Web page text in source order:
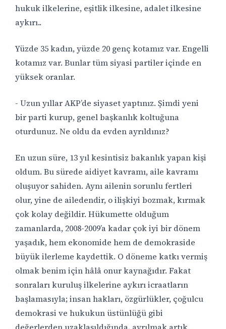
hukuk ilkelerine, eşitlik ilkesine, adalet ilkesine
aykırı..
Yüzde 35 kadın, yüzde 20 genç kotamız var. Engelli
kotamız var. Bunlar tüm siyasi partiler içinde en
yüksek oranlar.
- Uzun yıllar AKP’de siyaset yaptınız. Şimdi yeni
bir parti kurup, genel başkanlık koltuğuna
oturdunuz. Ne oldu da evden ayrıldınız?
En uzun süre, 13 yıl kesintisiz bakanlık yapan kişi
oldum. Bu sürede aidiyet kavramı, aile kavramı
oluşuyor sahiden. Aynı ailenin sorunlu fertleri
olur, yine de ailedendir, o ilişkiyi bozmak, kırmak
çok kolay değildir. Hükumette olduğum
zamanlarda, 2008-2009’a kadar çok iyi bir dönem
yaşadık, hem ekonomide hem de demokraside
büyük ilerleme kaydettik. O döneme katkı vermiş
olmak benim için hâlâ onur kaynağıdır. Fakat
sonraları kuruluş ilkelerine aykırı icraatların
başlamasıyla; insan hakları, özgürlükler, çoğulcu
demokrasi ve hukukun üstünlüğü gibi